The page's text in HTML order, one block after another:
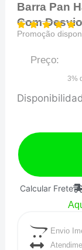
Barra Pan
Com
Promoção
Preço:
3%
Barra
Hard
com
regulagem
NVS
desvio
Calcular Frete
Envio